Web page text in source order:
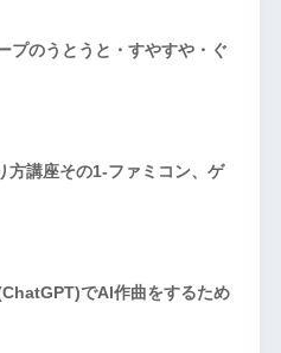
プのうとうと・すやすや・ぐ
方講座その1-ファミコン、ゲ
でAI作曲をするため